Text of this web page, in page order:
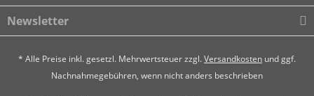
Newsletter
* Alle Preise inkl. gesetzl. Mehrwertsteuer zzgl.Versandkosten und ggf.
Nachnahmegebühren, wenn nicht anders beschrieben